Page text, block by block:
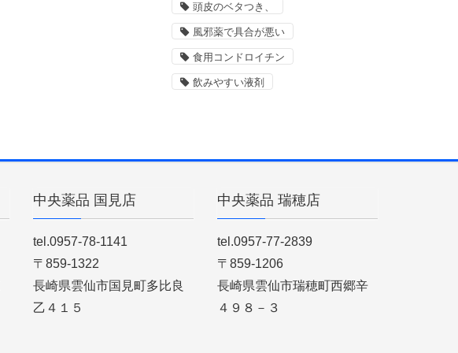
頭皮のベタつき、
風邪薬で具合が悪い
食用コンドロイチン
飲みやすい液剤
中央薬品 国見店
tel.0957-78-1141
〒859-1322
長崎県雲仙市国見町多比良
乙４１５
中央薬品 瑞穂店
tel.0957-77-2839
〒859-1206
長崎県雲仙市瑞穂町西郷辛
４９８－３